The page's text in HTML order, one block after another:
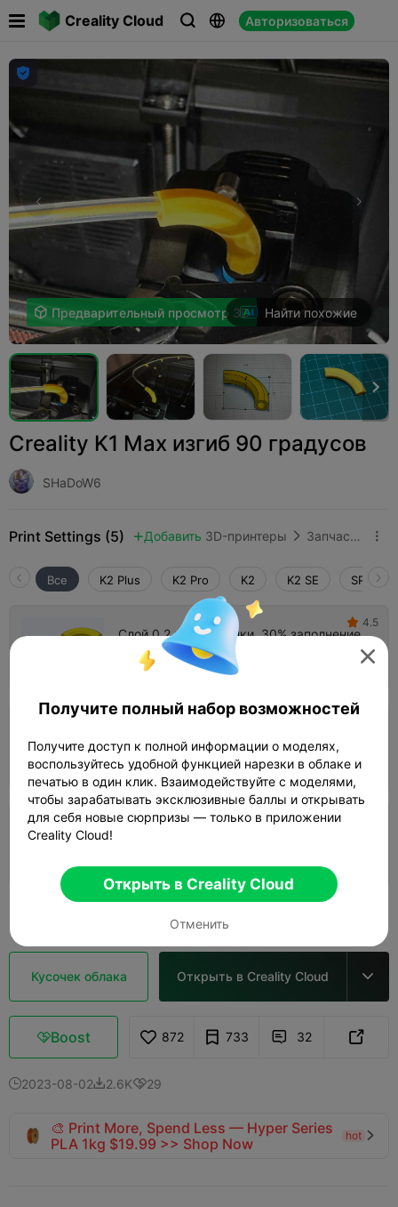
Creality Cloud   Авторизоваться
 

 Предварительный просмотр 3D Найти похожие

Creality K1 Max изгиб 90 градусов
SHaDoW6
Print Settings (5)  Добавить 3D-принтеры  Запчасти для 3D-принтеров 
Все K2 Plus K2 Pro K2 K2 SE SPARKX
Слой 0,2 мм, 4 стенки, 30% заполнение
 05m 32s  1 plates
 4.5
PLA
 06m 58s 1 plates 1.13g
Слой 0,15 мм, 2 стенки, 15% заполнение,
Кусочек облака Открыть в Creality Cloud 
Boost 872 733  32 
2023-08-022.6K29
🎨 Print More, Spend Less — Hyper Series
PLA 1kg $19.99 >> Shop Now
hot 

Получите полный набор возможностей
Получите доступ к полной информации о моделях,
воспользуйтесь удобной функцией нарезки в облаке и
печатью в один клик. Взаимодействуйте с моделями,
чтобы зарабатывать эксклюзивные баллы и открывать
для себя новые сюрпризы — только в приложении
Creality Cloud!
Открыть в Creality Cloud
Отменить